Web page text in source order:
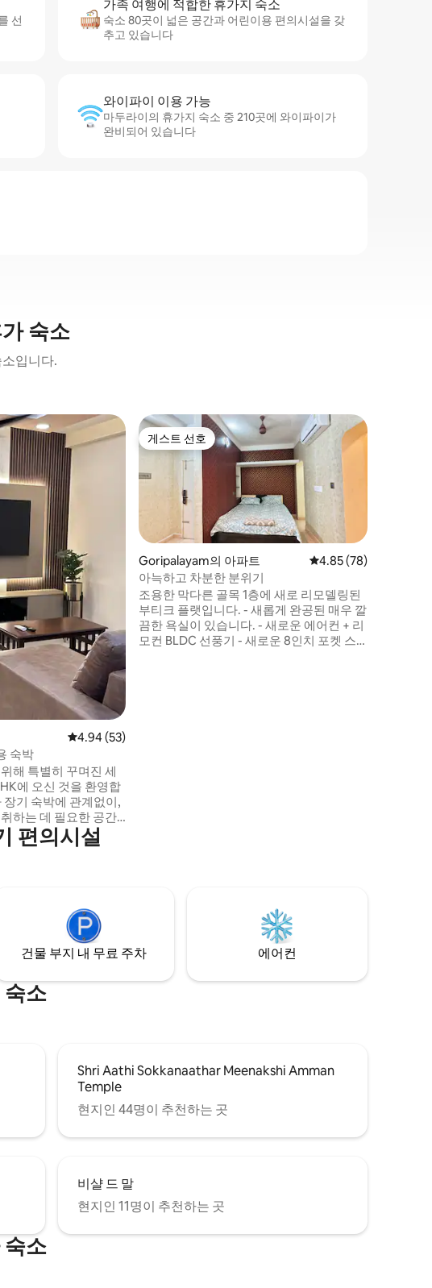
선
가족 여행에 적합한 휴가지 숙소
숙소 80곳이 넓은 공간과 어린이용 편의시설을 갖
추고 있습니다
와이파이 이용 가능
마두라이의 휴가지 숙소 중 210곳에 와이파이가
완비되어 있습니다
숙소
입니다.
평점 4.94점(5점 만점), 후기 53개
4.94 (53)
숙박
해 특별히 꾸며진 세
에 오신 것을 환영합
기 숙박에 관계없이,
하는 데 필요한 공간
니다. 가족이 저희 숙
겸 침대와 아늑한 거
게스트 선호
게스트 선호
Goripalayam의 아파트 평점 4.85점(5점 만점),
4.85 (78)
아늑하고 차분한 분위기
조용한 막다른 골목 1층에 새로 리모델링된
부티크 플랫입니다. - 새롭게 완공된 매우 깔
끔한 욕실이 있습니다. - 새로운 에어컨 + 리
모컨 BLDC 선풍기 - 새로운 8인치 포켓 스
편의시설
건물 부지 내 무료 주차 에어컨
소
Shri Aathi Sokkanaathar Meenakshi Amman
Temple
현지인 44명이 추천하는 곳
비샬 드 말
현지인 11명이 추천하는 곳
소